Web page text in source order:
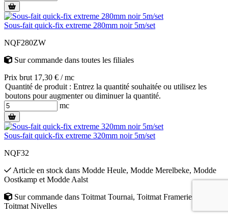
Sous-fait quick-fix extreme 280mm noir 5m/set
NQF280ZW
Sur commande dans toutes les filiales
Prix brut 17,30 € / mc
Quantité de produit : Entrez la quantité souhaitée ou utilisez les
boutons pour augmenter ou diminuer la quantité.
mc
Sous-fait quick-fix extreme 320mm noir 5m/set
NQF32
Article en stock dans Modde Heule, Modde Merelbeke, Modde
Oostkamp et Modde Aalst
Sur commande dans Toitmat Tournai, Toitmat Frameries
Toitmat Nivelles